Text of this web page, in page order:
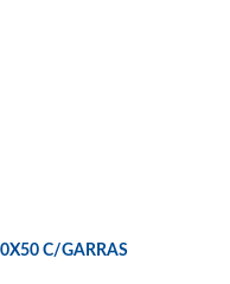
C/GARRAS